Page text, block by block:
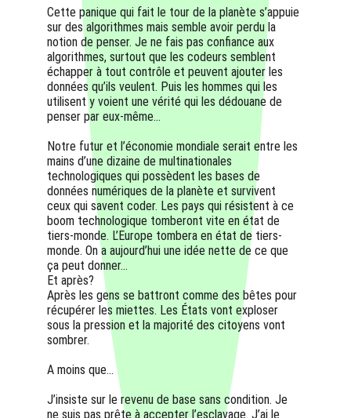
Cette panique qui fait le tour de la planète s’appuie
sur des algorithmes mais semble avoir perdu la
notion de penser. Je ne fais pas confiance aux
algorithmes, surtout que les codeurs semblent
échapper à tout contrôle et peuvent ajouter les
données qu’ils veulent. Puis les hommes qui les
utilisent y voient une vérité qui les dédouane de
penser par eux-même…
Notre futur et l’économie mondiale serait entre les
mains d’une dizaine de multinationales
technologiques qui possèdent les bases de
données numériques de la planète et survivent
ceux qui savent coder. Les pays qui résistent à ce
boom technologique tomberont vite en état de
tiers-monde. L’Europe tombera en état de tiers-
monde. On a aujourd’hui une idée nette de ce que
ça peut donner…
Et après?
Après les gens se battront comme des bêtes pour
récupérer les miettes. Les États vont exploser
sous la pression et la majorité des citoyens vont
sombrer.
A moins que…
J’insiste sur le revenu de base sans condition. Je
ne suis pas prête à accepter l’esclavage. J’ai le